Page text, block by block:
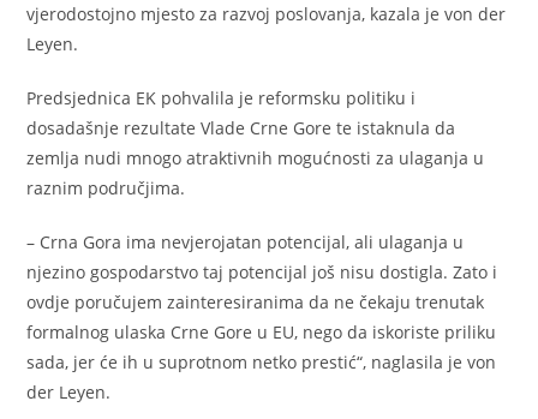
vjerodostojno mjesto za razvoj poslovanja, kazala je von der
Leyen.
Predsjednica EK pohvalila je reformsku politiku i
dosadašnje rezultate Vlade Crne Gore te istaknula da
zemlja nudi mnogo atraktivnih mogućnosti za ulaganja u
raznim područjima.
– Crna Gora ima nevjerojatan potencijal, ali ulaganja u
njezino gospodarstvo taj potencijal još nisu dostigla. Zato i
ovdje poručujem zainteresiranima da ne čekaju trenutak
formalnog ulaska Crne Gore u EU, nego da iskoriste priliku
sada, jer će ih u suprotnom netko prestić“, naglasila je von
der Leyen.